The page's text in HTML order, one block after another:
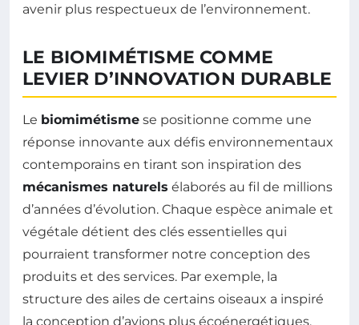
avenir plus respectueux de l’environnement.
LE BIOMIMÉTISME COMME
LEVIER D’INNOVATION DURABLE
Le biomimétisme se positionne comme une
réponse innovante aux défis environnementaux
contemporains en tirant son inspiration des
mécanismes naturels élaborés au fil de millions
d’années d’évolution. Chaque espèce animale et
végétale détient des clés essentielles qui
pourraient transformer notre conception des
produits et des services. Par exemple, la
structure des ailes de certains oiseaux a inspiré
la conception d’avions plus écoénergétiques,